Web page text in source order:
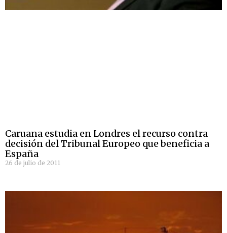
Caruana estudia en Londres el recurso contra
decisión del Tribunal Europeo que beneficia a
España
26 de julio de 2011